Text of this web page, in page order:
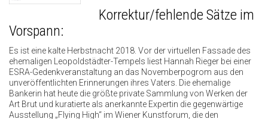
Korrektur/fehlende Sätze im
Vorspann:
Es ist eine kalte Herbstnacht 2018. Vor der virtuellen Fassade des
ehemaligen Leopoldstädter-Tempels liest Hannah Rieger bei einer
ESRA-Gedenkveranstaltung an das Novemberpogrom aus den
unveröffentlichten Erinnerungen ihres Vaters. Die ehemalige
Bankerin hat heute die größte private Sammlung von Werken der
Art Brut und kuratierte als anerkannte Expertin die gegenwärtige
Ausstellung „Flying High“ im Wiener Kunstforum, die den